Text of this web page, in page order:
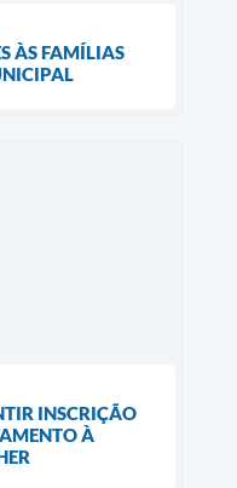
ÀS FAMÍLIAS
INSCRIÇÃO
À